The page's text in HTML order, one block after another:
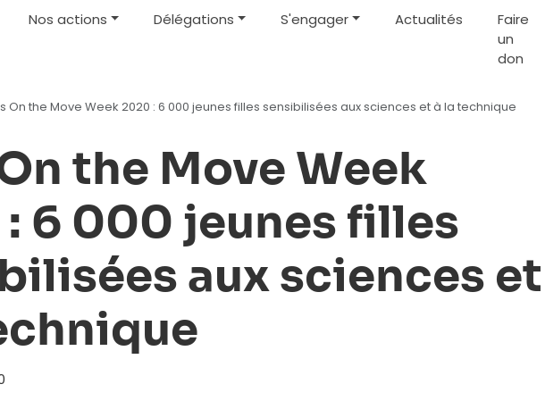
Nos actions Délégations S'engager Actualités
Faire
un
don
On the Move Week 2020 : 6 000 jeunes filles sensibilisées aux sciences et à la technique
the Move Week
6 000 jeunes filles
aux sciences et